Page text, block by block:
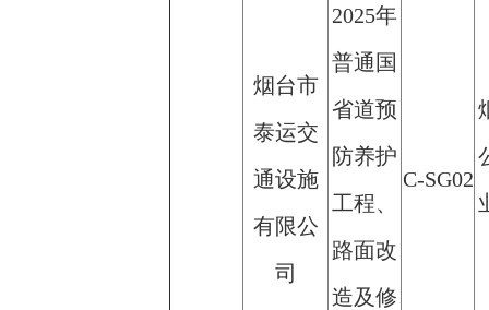
烟台市
泰运交
通设施
有限公
司
2025年
普通国
省道预
防养护
工程、
路面改
造及修
C-SG02